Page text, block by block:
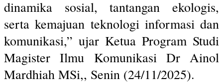
dinamika sosial, tantangan ekologis,
serta kemajuan teknologi informasi dan
komunikasi,” ujar Ketua Program Studi
Magister Ilmu Komunikasi Dr Ainol
Mardhiah MSi,, Senin (24/11/2025).